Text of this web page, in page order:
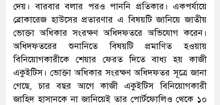
দেয়। বারবার বলার পরও পাননি প্রতিকার। একপর্যায়ে
ব্রোকারেজ হাউসের প্রতারণার এ বিষয়টি জানিয়ে জাতীয়
ভোক্তা অধিকার সংরক্ষণ অধিদফতরে অভিযোগ করেন।
অধিদফতরের শুনানিতে বিষয়টি প্রমাণিত হওয়ায়
বিনিয়োগকারীকে শেয়ার ফেরত দিতে বাধ্য হয় কাজী
একুইটিস। ভোক্তা অধিকার সংরক্ষণ অধিদফতর সূত্রে জানা
গেছে, চার বছর আগে কাজী একুইটিস বিনিয়োগকারী
জাহিদ হাসানকে না জানিয়েই তার পোর্টফোলিও থেকে ১০